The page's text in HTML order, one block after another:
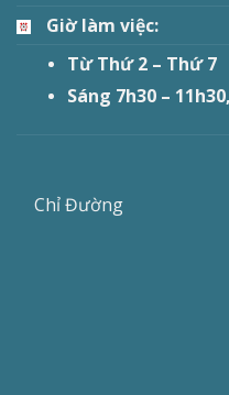
Giờ làm việc:
Từ Thứ 2 – Thứ 7
Sáng 7h30 –
Chỉ Đường